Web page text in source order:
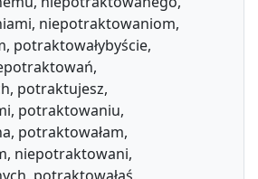
niepotraktowaniom,
potraktowałybyście,
potraktujesz,
potraktowaniu,
potraktowałam,
niepotraktowani,